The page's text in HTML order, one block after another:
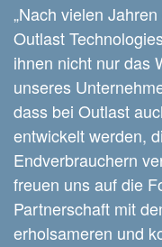
„Nach vielen
Outlast
ihnen nicht nur das
unseres
dass bei Outlast
entwickelt werden,
Endverbrauchern
freuen uns auf die
Partnerschaft mit
erholsameren und